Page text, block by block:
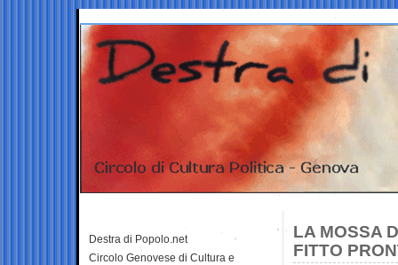
LA MOSSA
FITTO
Destra di Popolo.net
Circolo Genovese di Cultura e